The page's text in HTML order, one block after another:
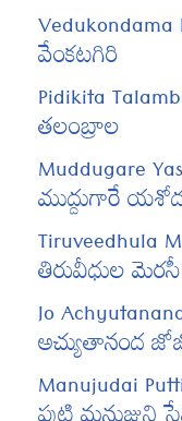
వేంకటగిరి
Pidikita
తలంబ్రాల
Muddugare
ముద్దుగారే
Tiruveedhula
తిరువీధుల
Jo
అచ్యుతానంద
Manujudai